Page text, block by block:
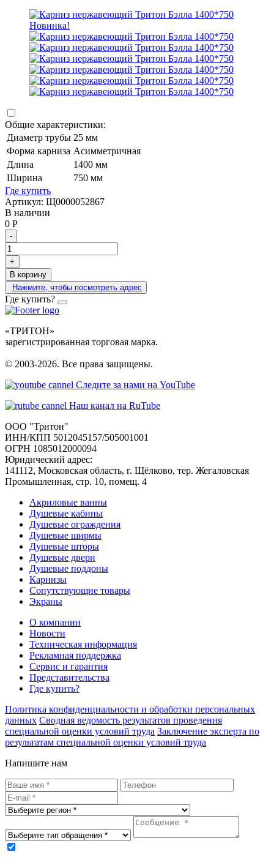
Новинка!
Общие характеристики:
Диаметр трубы 25 мм
Форма карниза Асимметричная
Длина
1400 мм
Ширина
750 мм
Где купить
Артикул: Щ0000052867
В наличии
0 Р
-
+
В корзину
Нажмите, чтобы посмотреть адрес
Где купить?
«ТРИТОН»
зарегистрированная торговая марка.
© 2003-2026. Все права защищены.
Следите за нами на YouTube
Наш канал на RuTube
ООО "Тритон"
ИНН/КПП 5012045157/505001001
ОГРН 1085012000094
Юридический адрес:
141112, Московская область, г. Щёлково, тер. Жегаловская
Промышленная, стр. 10, помещ. 4
Акриловые ванны
Душевые кабины
Душевые ограждения
Душевые ширмы
Душевые шторы
Душевые двери
Душевые поддоны
Карнизы
Сопутствующие товары
Экраны
О компании
Новости
Техническая информация
Рекламная поддержка
Сервис и гарантия
Представительства
Где купить?
Политика конфиденциальности и обработки персональных
данных Сводная ведомость результатов проведения
специальной оценки условий труда Заключение эксперта по
результатам специальной оценки условий труда
Напишите нам